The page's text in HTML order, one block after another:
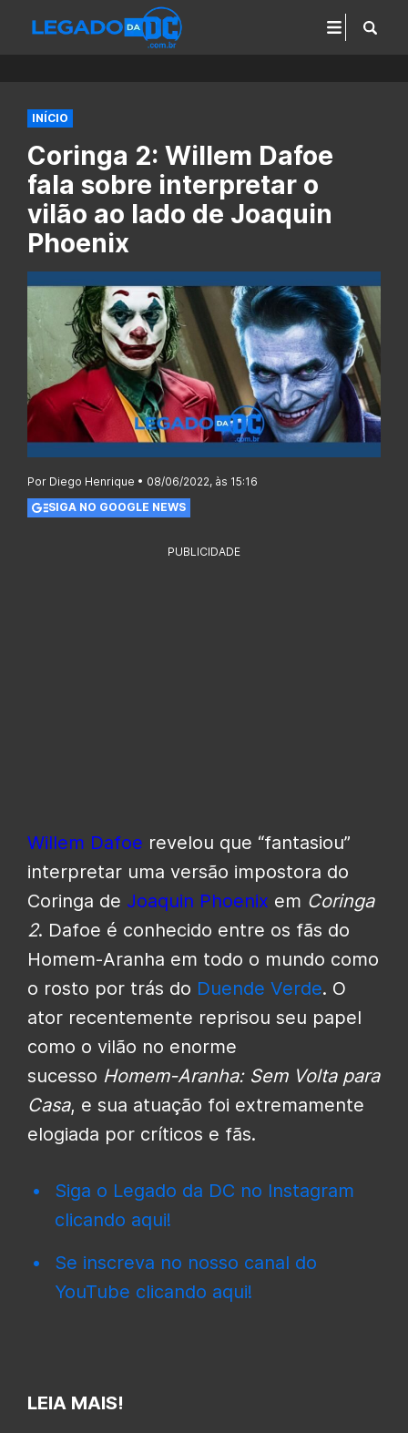
INÍCIO
Coringa 2: Willem Dafoe
fala sobre interpretar o
vilão ao lado de Joaquin
Phoenix
Por Diego Henrique • 08/06/2022, às 15:16
SIGA NO GOOGLE NEWS
PUBLICIDADE
Willem Dafoe revelou que “fantasiou”
interpretar uma versão impostora do
Coringa de Joaquin Phoenix em Coringa
2. Dafoe é conhecido entre os fãs do
Homem-Aranha em todo o mundo como
o rosto por trás do Duende Verde. O
ator recentemente reprisou seu papel
como o vilão no enorme
sucesso Homem-Aranha: Sem Volta para
Casa, e sua atuação foi extremamente
elogiada por críticos e fãs.
Siga o Legado da DC no Instagram
clicando aqui!
Se inscreva no nosso canal do
YouTube clicando aqui!
LEIA MAIS!